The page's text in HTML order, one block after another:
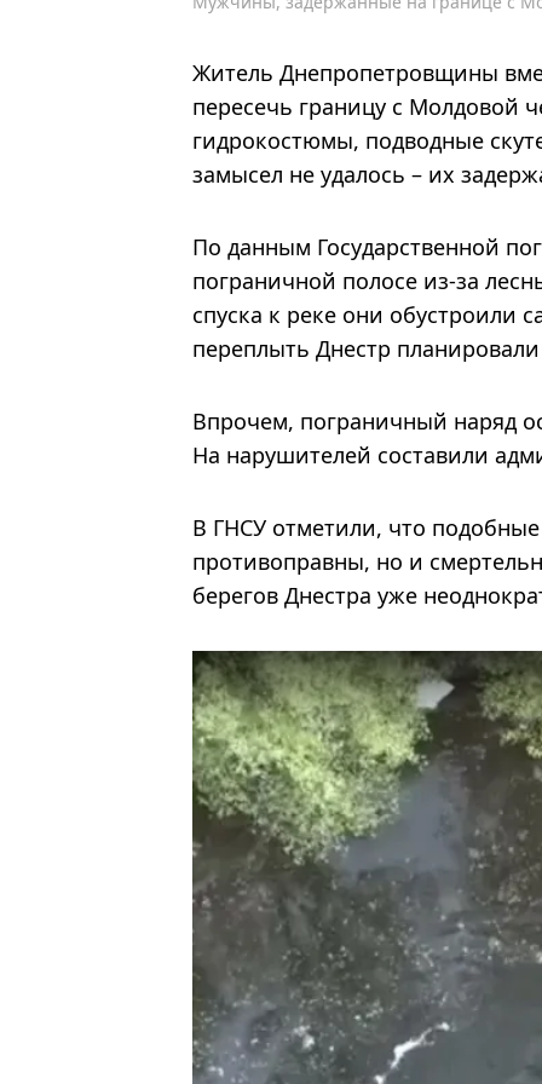
Житель Днепропетровщины
пересечь границу с Молдовой
гидрокостюмы, подводные
замысел не удалось – их
По данным Государственной
пограничной полосе из-за
спуска к реке они обустроили
переплыть Днестр
Впрочем, пограничный наряд
На нарушителей составили
В ГНСУ отметили, что
противоправны, но и
берегов Днестра уже